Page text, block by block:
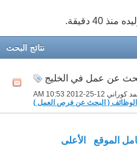
40 دقيقة.
نتائج البحث
عن عمل في الخليج
12-25-2012
10:53 AM
( البحث عن فرص العمل )
الموقع الأعلى